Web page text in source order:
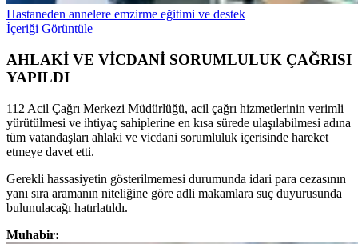
Hastaneden annelere emzirme eğitimi ve destek
İçeriği Görüntüle
AHLAKİ VE VİCDANİ SORUMLULUK ÇAĞRISI
YAPILDI
112 Acil Çağrı Merkezi Müdürlüğü, acil çağrı hizmetlerinin verimli
yürütülmesi ve ihtiyaç sahiplerine en kısa sürede ulaşılabilmesi adına
tüm vatandaşları ahlaki ve vicdani sorumluluk içerisinde hareket
etmeye davet etti.
Gerekli hassasiyetin gösterilmemesi durumunda idari para cezasının
yanı sıra aramanın niteliğine göre adli makamlara suç duyurusunda
bulunulacağı hatırlatıldı.
Muhabir: